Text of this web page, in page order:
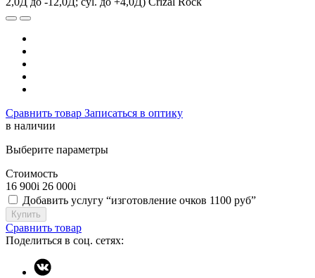
Сравнить товар Записаться в оптику
в наличии
Выберите параметры
Стоимость
16 900i 26 000i
Добавить услугу “изготовление очков 1100 руб”
Купить
Сравнить товар
Поделиться в соц. сетях: